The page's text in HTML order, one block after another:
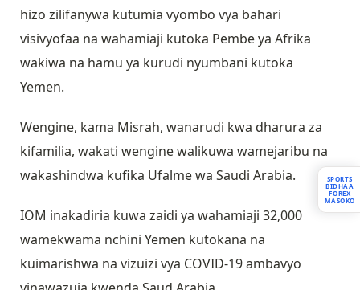
hizo zilifanywa kutumia vyombo vya bahari
visivyofaa na wahamiaji kutoka Pembe ya Afrika
wakiwa na hamu ya kurudi nyumbani kutoka
Yemen.
Wengine, kama Misrah, wanarudi kwa dharura za
kifamilia, wakati wengine walikuwa wamejaribu na
wakashindwa kufika Ufalme wa Saudi Arabia.
IOM inakadiria kuwa zaidi ya wahamiaji 32,000
wamekwama nchini Yemen kutokana na
kuimarishwa na vizuizi vya COVID-19 ambavyo
SPORTS
BIDHAA
FOREX
MASOKO